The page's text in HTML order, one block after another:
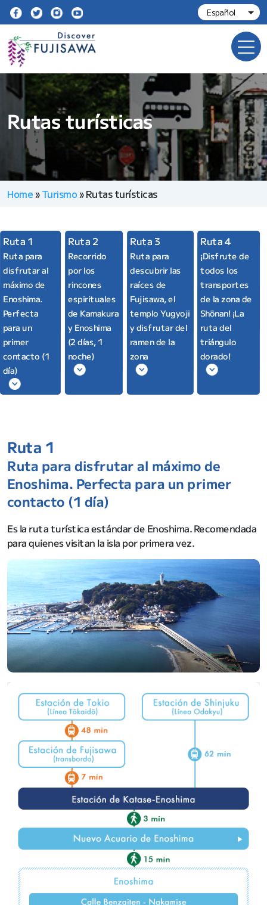
Rutas turísticas
Home» Turismo»Rutas turísticas
Ruta 1
Ruta para
disfrutar al
máximo de
Enoshima.
Perfecta
para un
primer
contacto (1
día)
Ruta 2
Recorrido
por los
rincones
espirituales
de Kamakura
y Enoshima
(2 días, 1
noche)
Ruta 3
Ruta para
descubrir las
raíces de
Fujisawa, el
templo Yugyoji
y disfrutar del
ramen de la
zona
Ruta 4
¡Disfrute de
todos los
transportes
de la zona de
Shōnan! ¡La
ruta del
triángulo
dorado!
Ruta 1
Ruta para disfrutar al máximo de
Enoshima. Perfecta para un primer
contacto (1 día)
Es la ruta turística estándar de Enoshima. Recomendada
para quienes visitan la isla por primera vez.